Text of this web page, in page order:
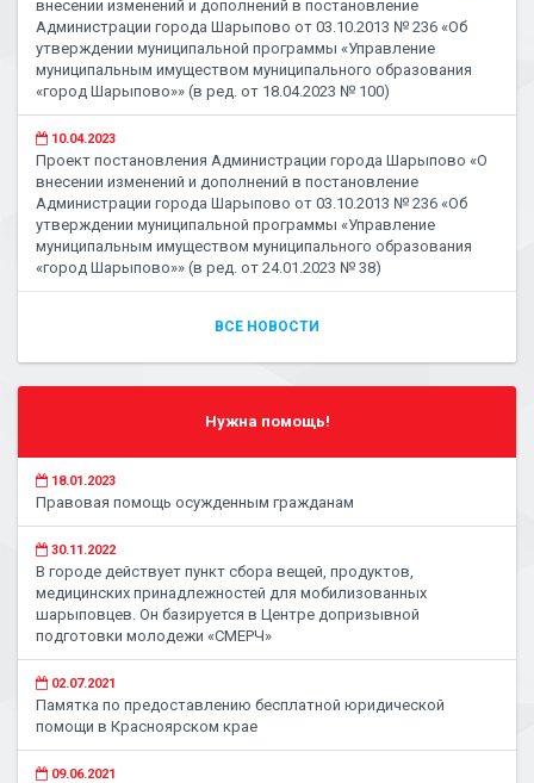
внесении изменений и дополнений в постановление
Администрации города Шарыпово от 03.10.2013 № 236 «Об
утверждении муниципальной программы «Управление
муниципальным имуществом муниципального образования
«город Шарыпово»» (в ред. от 18.04.2023 № 100)
10.04.2023
Проект постановления Администрации города Шарыпово «О
внесении изменений и дополнений в постановление
Администрации города Шарыпово от 03.10.2013 № 236 «Об
утверждении муниципальной программы «Управление
муниципальным имуществом муниципального образования
«город Шарыпово»» (в ред. от 24.01.2023 № 38)
ВСЕ НОВОСТИ
Нужна помощь!
18.01.2023
Правовая помощь осужденным гражданам
30.11.2022
В городе действует пункт сбора вещей, продуктов,
медицинских принадлежностей для мобилизованных
шарыповцев. Он базируется в Центре допризывной
подготовки молодежи «СМЕРЧ»
02.07.2021
Памятка по предоставлению бесплатной юридической
помощи в Красноярском крае
09.06.2021